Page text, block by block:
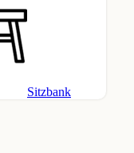
Sitzbank